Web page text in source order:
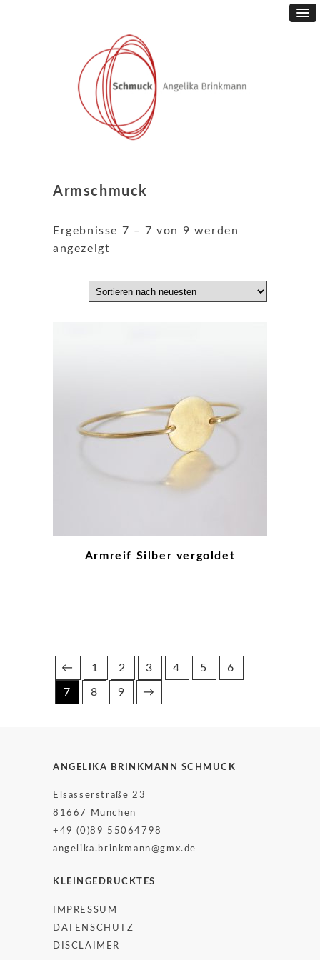
Armschmuck
Ergebnisse 7 – 7 von 9 werden
angezeigt
sortiert
Armreif Silber vergoldet
← 1 2 3 4 5 6
7 8 9 →
ANGELIKA BRINKMANN SCHMUCK
Elsässerstraße 23
81667 München
+49 (0)89 55064798
angelika.brinkmann@gmx.de
KLEINGEDRUCKTES
IMPRESSUM
DATENSCHUTZ
DISCLAIMER